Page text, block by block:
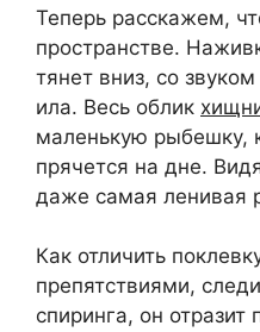
Теперь расскажем,
пространстве.
тянет вниз, со
ила. Весь облик
маленькую рыбешку,
прячется на дне.
даже самая ленивая
Как отличить
препятствиями,
спиринга, он отразит